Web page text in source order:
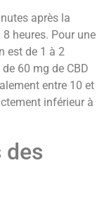
après la
heures. Pour une
est de 1 à 2
60 mg de CBD
entre 10 et
inférieur à
des